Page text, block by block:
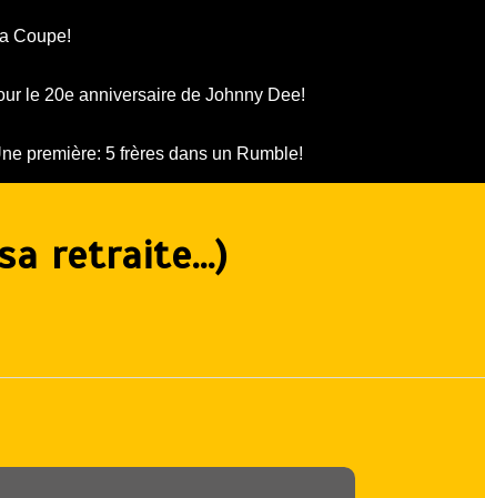
Coupe!
le 20e anniversaire de Johnny Dee!
première: 5 frères dans un Rumble!
retraite…)